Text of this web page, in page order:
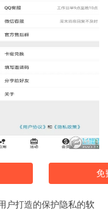
免
户打造的保护隐私的软